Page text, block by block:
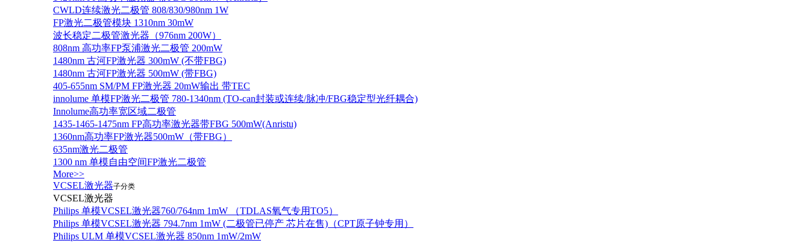
CWLD连续激光二极管 808/830/980nm 1W
FP激光二极管模块 1310nm 30mW
波长稳定二极管激光器（976nm 200W）
808nm 高功率FP泵浦激光二极管 200mW
1480nm 古河FP激光器 300mW (不带FBG)
1480nm 古河FP激光器 500mW (带FBG)
405-655nm SM/PM FP激光器 20mW输出 带TEC
innolume 单模FP激光二极管 780-1340nm (TO-can封装或连续/脉冲/FBG稳定型光纤耦合)
Innolume高功率宽区域二极管
1435-1465-1475nm FP高功率激光器带FBG 500mW(Anristu)
1360nm高功率FP激光器500mW（带FBG）
635nm激光二极管
1300 nm 单模自由空间FP激光二极管
More>>
VCSEL激光器子分类
VCSEL激光器
Philips 单模VCSEL激光器760/764nm 1mW （TDLAS氧气专用TO5）
Philips 单模VCSEL激光器 794.7nm 1mW (二极管已停产 芯片在售)（CPT原子钟专用）
Philips ULM 单模VCSEL激光器 850nm 1mW/2mW